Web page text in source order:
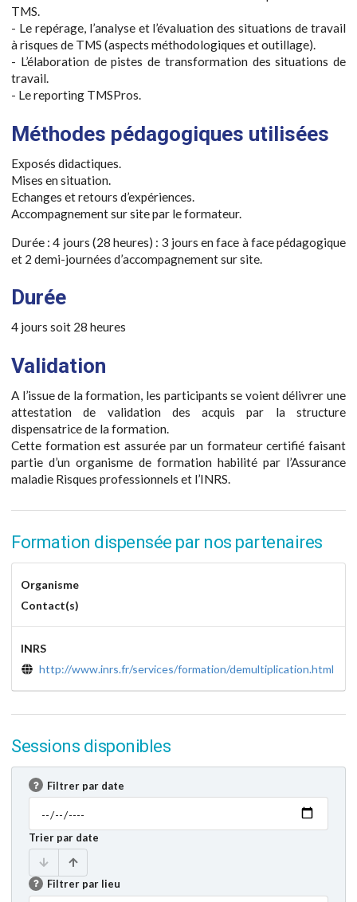
TMS.
- Le repérage, l’analyse et l’évaluation des situations de travail
à risques de TMS (aspects méthodologiques et outillage).
- L’élaboration de pistes de transformation des situations de
travail.
- Le reporting TMSPros.
Méthodes pédagogiques utilisées
Exposés didactiques.
Mises en situation.
Echanges et retours d’expériences.
Accompagnement sur site par le formateur.
Durée : 4 jours (28 heures) : 3 jours en face à face pédagogique
et 2 demi-journées d’accompagnement sur site.
Durée
4 jours soit 28 heures
Validation
A l’issue de la formation, les participants se voient délivrer une
attestation de validation des acquis par la structure
dispensatrice de la formation.
Cette formation est assurée par un formateur certifié faisant
partie d’un organisme de formation habilité par l’Assurance
maladie Risques professionnels et l’INRS.
Formation dispensée par nos partenaires
Organisme
Contact(s)
INRS
http://www.inrs.fr/services/formation/demultiplication.html
Sessions disponibles
Filtrer par date
Trier par date
Filtrer par lieu